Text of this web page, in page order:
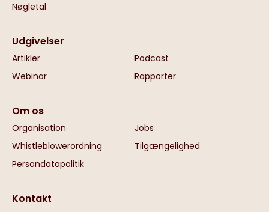
Nøgletal
Udgivelser
Artikler
Podcast
Webinar
Rapporter
Om os
Organisation
Jobs
Whistleblowerordning
Tilgængelighed
Persondatapolitik
Kontakt